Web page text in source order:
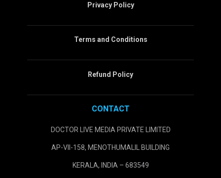
Privacy Policy
Terms and Conditions
Refund Policy
CONTACT
DOCTOR LIVE MEDIA PRIVATE LIMITED
AP-VII-158, MENOTHUMALIL BUILDING
KERALA, INDIA – 683549